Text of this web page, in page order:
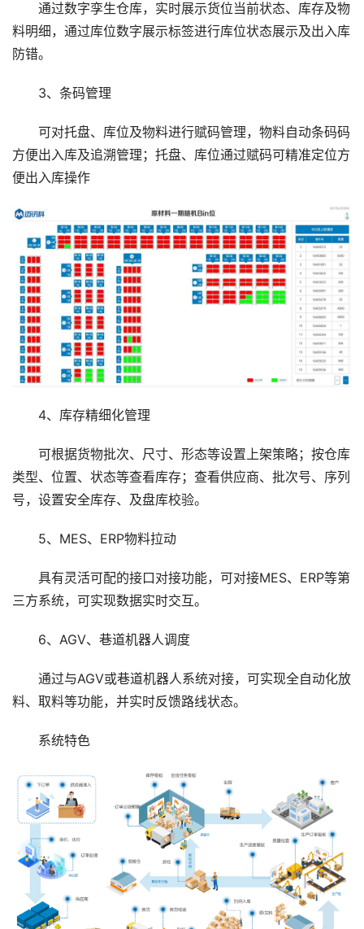
通过数字孪生仓库，实时展示货位当前状态、库存及物
料明细，通过库位数字展示标签进行库位状态展示及出入库
防错。
3、条码管理
可对托盘、库位及物料进行赋码管理，物料自动条码码
方便出入库及追溯管理；托盘、库位通过赋码可精准定位方
便出入库操作
4、库存精细化管理
可根据货物批次、尺寸、形态等设置上架策略；按仓库
类型、位置、状态等查看库存；查看供应商、批次号、序列
号，设置安全库存、及盘库校验。
5、MES、ERP物料拉动
具有灵活可配的接口对接功能，可对接MES、ERP等第
三方系统，可实现数据实时交互。
6、AGV、巷道机器人调度
通过与AGV或巷道机器人系统对接，可实现全自动化放
料、取料等功能，并实时反馈路线状态。
系统特色